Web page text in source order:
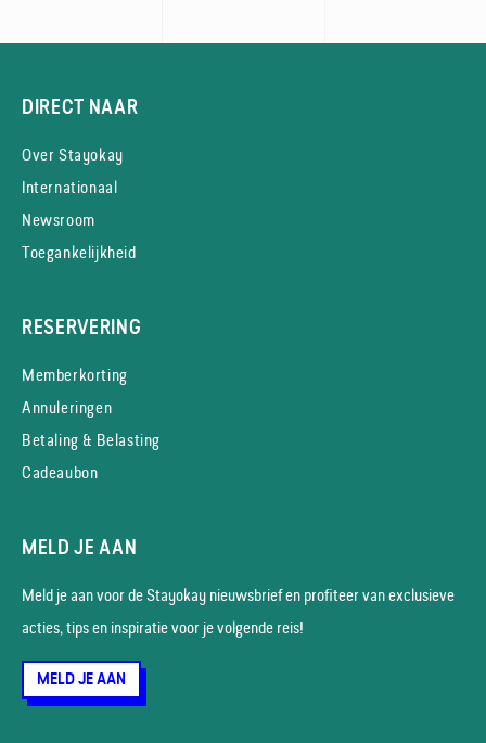
DIRECT NAAR
Over Stayokay
Internationaal
Newsroom
Toegankelijkheid
RESERVERING
Memberkorting
Annuleringen
Betaling & Belasting
Cadeaubon
MELD JE AAN
Meld je aan voor de Stayokay nieuws­brief en profiteer van exclusieve
acties, tips en inspiratie voor je volgende reis!
MELD JE AAN